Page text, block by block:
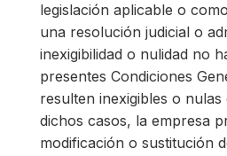
legislación aplicable o
una resolución judicial o
inexigibilidad o nulidad no
presentes Condiciones
resulten inexigibles o
dichos casos, la empresa
modificación o sustitución